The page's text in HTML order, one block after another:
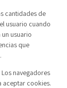
cantidades de
usuario cuando
usuario
que
navegadores
aceptar cookies.